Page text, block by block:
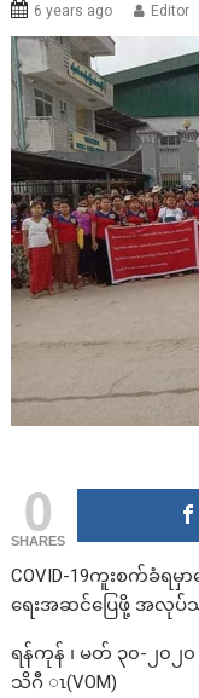
6 years ago Editor
0
SHARES
COVID-19ကူးစက်ခံရ
ရေးအဆင်ပြေဖို့ အလုပ်သ
ရန်ကုန် ၊ မတ် ၃၀-၂၀၂၀
သိဂီ ၤ(VOM)